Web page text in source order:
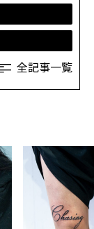
全記事一覧